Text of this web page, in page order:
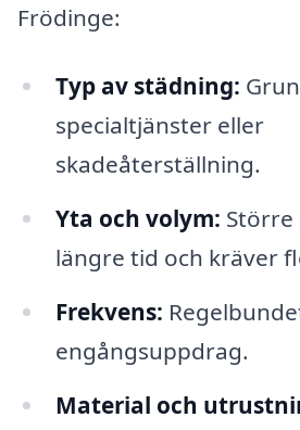
Frödinge:
Typ av städning:
specialtjänster eller
skadeåterställning.
Yta och volym:
längre tid och kräver
Frekvens:
engångsuppdrag.
Material och